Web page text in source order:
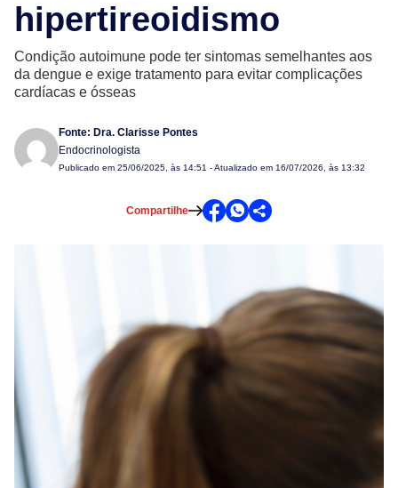
hipertireoidismo
Condição autoimune pode ter sintomas semelhantes aos
da dengue e exige tratamento para evitar complicações
cardíacas e ósseas
Fonte: Dra. Clarisse Pontes
Endocrinologista
Publicado em 25/06/2025, às 14:51 - Atualizado em 16/07/2026, às 13:32
Compartilhe